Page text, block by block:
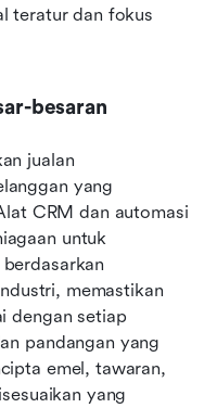
teratur dan fokus
besaran
jualan
yang
CRM dan automasi
untuk
memastikan
dengan setiap
pandangan yang
emel, tawaran,
yang